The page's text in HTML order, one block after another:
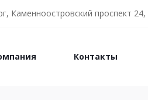
Каменноостровский проспект
Контакты